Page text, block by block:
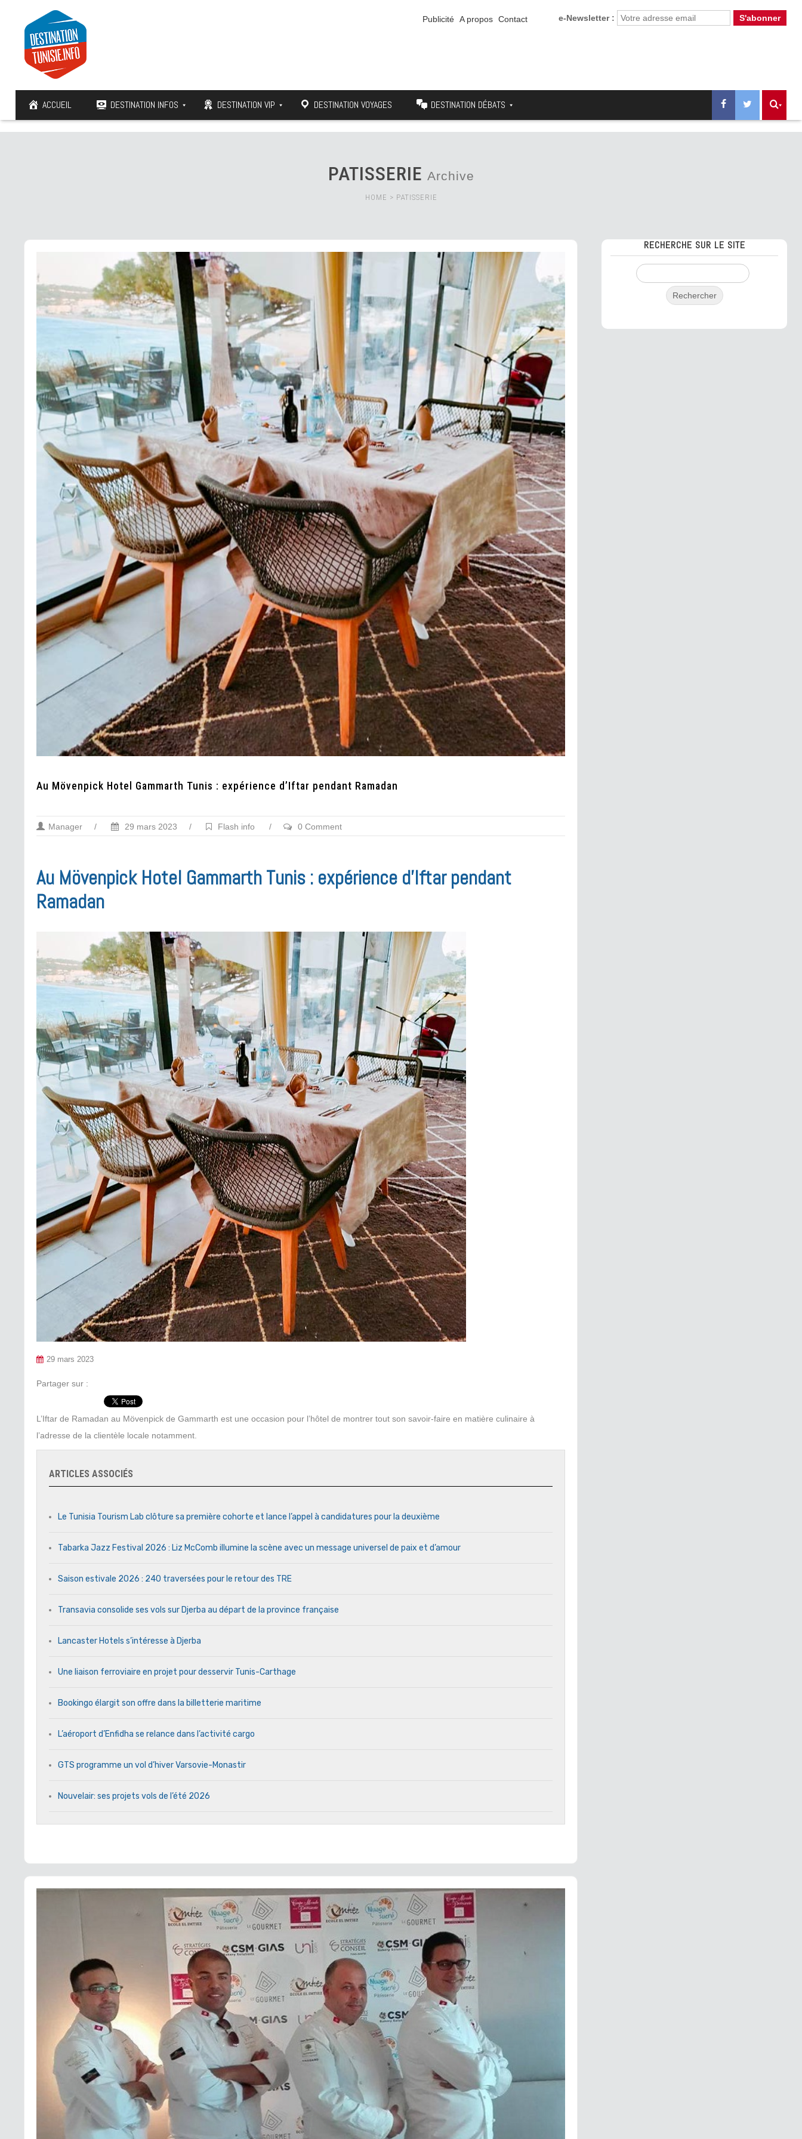
e-Newsletter :
Publicité A propos Contact
ACCUEIL DESTINATION INFOS DESTINATION VIP DESTINATION VOYAGES DESTINATION DÉBATS
PATISSERIE Archive
HOME > PATISSERIE
Au Mövenpick Hotel Gammarth Tunis : expérience d’Iftar pendant Ramadan
Manager / 29 mars 2023 / Flash info / 0 Comment
Au Mövenpick Hotel Gammarth Tunis : expérience d’Iftar pendant
Ramadan
29 mars 2023
Partager sur :
L’Iftar de Ramadan au Mövenpick de Gammarth est une occasion pour l’hôtel de montrer tout son savoir-faire en matière culinaire à
l’adresse de la clientèle locale notamment.
ARTICLES ASSOCIÉS
Le Tunisia Tourism Lab clôture sa première cohorte et lance l’appel à candidatures pour la deuxième
Tabarka Jazz Festival 2026 : Liz McComb illumine la scène avec un message universel de paix et d’amour
Saison estivale 2026 : 240 traversées pour le retour des TRE
Transavia consolide ses vols sur Djerba au départ de la province française
Lancaster Hotels s’intéresse à Djerba
Une liaison ferroviaire en projet pour desservir Tunis-Carthage
Bookingo élargit son offre dans la billetterie maritime
L’aéroport d’Enfidha se relance dans l’activité cargo
GTS programme un vol d’hiver Varsovie-Monastir
Nouvelair: ses projets vols de l’été 2026
RECHERCHE SUR LE SITE